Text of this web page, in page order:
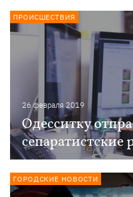
26 февраля 2019
Одесситку
сепаратистские
ПРОИСШЕСТВИЯ
ГОРОДСКИЕ НОВОСТИ